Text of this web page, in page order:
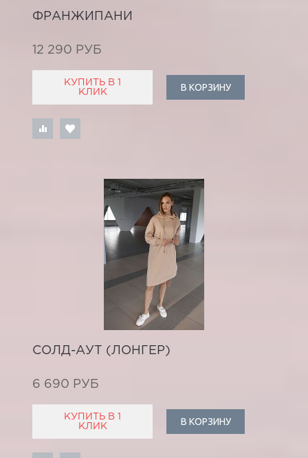
ФРАНЖИПАНИ
12 290 РУБ
КУПИТЬ В 1
КЛИК
В КОРЗИНУ
СОЛД-АУТ (ЛОНГЕР)
6 690 РУБ
КУПИТЬ В 1
КЛИК
В КОРЗИНУ